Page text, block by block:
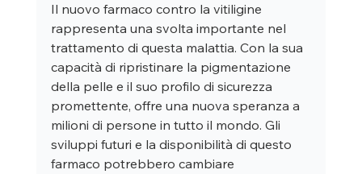
Il nuovo farmaco contro la vitiligine
rappresenta una svolta importante nel
trattamento di questa malattia. Con la sua
capacità di ripristinare la pigmentazione
della pelle e il suo profilo di sicurezza
promettente, offre una nuova speranza a
milioni di persone in tutto il mondo. Gli
sviluppi futuri e la disponibilità di questo
farmaco potrebbero cambiare